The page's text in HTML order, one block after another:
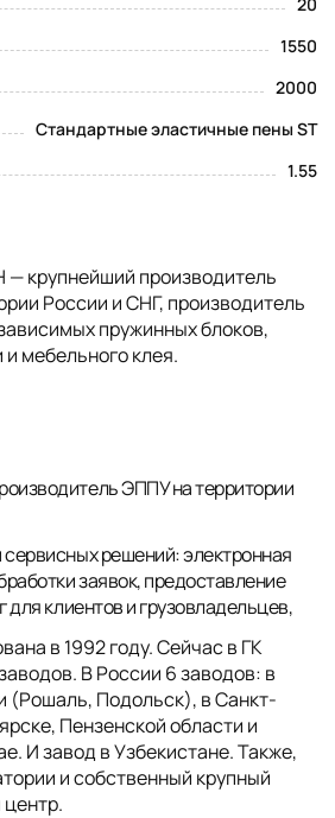
1550
2000
Стандартные эластичные пены ST
1.55
крупнейший производитель
России и СНГ, производитель
пружинных блоков,
мебельного клея.
ЭППУ на территории
решений: электронная
заявок, предоставление
для клиентов и грузовладельцев,
в 1992 году. Сейчас в ГК
В России 6 заводов: в
(Рошаль, Подольск), в Санкт-
Пензенской области и
И завод в Узбекистане. Также,
и собственный крупный